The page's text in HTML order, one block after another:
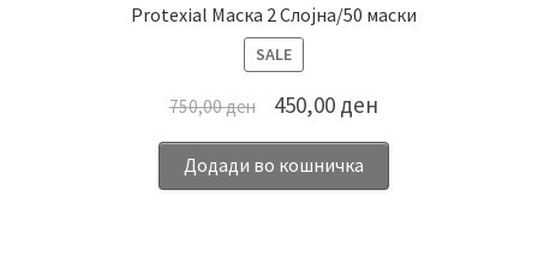
Protexial Маска 2 Слојна/50 маски
SALEПРОИЗВОД
ПОПУСТ
750,00ден 450,00 ден
Додади во кошничка